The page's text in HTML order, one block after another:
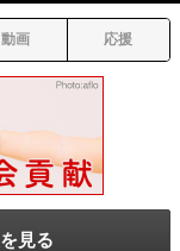
動画 応援
見る